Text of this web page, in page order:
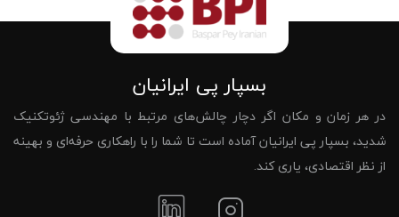
بسپار پی ایرانیان
در هر زمان و مکان اگر دچار چالش‌های مرتبط با مهندسی ژئوتکنیک
شدید، بسپار پی ایرانیان آماده است تا شما را با راهکاری حرفه‌ای و بهینه
از نظر اقتصادی، یاری کند.